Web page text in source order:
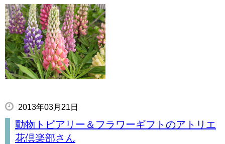
2013年03月21日
動物トピアリー＆フラワーギフトのアトリエ
花倶楽部さん